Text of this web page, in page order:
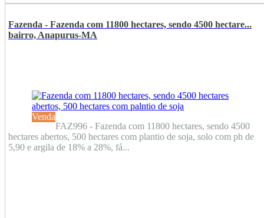
Fazenda - Fazenda com 11800 hectares, sendo 4500 hectare...
bairro, Anapurus-MA
Venda
FAZ996 - Fazenda com 11800 hectares, sendo 4500
hectares abertos, 500 hectares com plantio de soja, solo com ph de
5,90 e argila de 18% a 28%, fá...